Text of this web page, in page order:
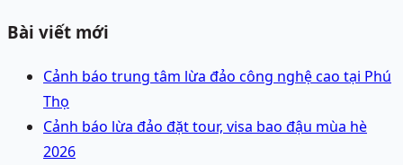
Bài viết mới
Cảnh báo trung tâm lừa đảo công nghệ cao tại Phú
Thọ
Cảnh báo lừa đảo đặt tour, visa bao đậu mùa hè
2026